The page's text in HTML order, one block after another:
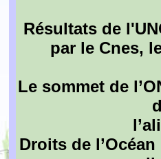
Résultats de
par le Cnes,
Le sommet de
Droits de